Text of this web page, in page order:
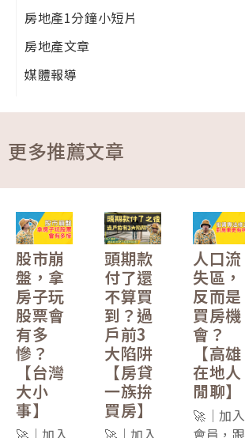
房地產1分鐘小短片
房地產文章
媒體報導
更多推薦文章
股市崩
盤，拿
房子玩
股票會
有多
慘？
【台灣
大小
事】
🚀｜加入
頭期款
付了還
不算買
到？過
戶前3
大陷阱
【房貸
一族拚
買房】
🚀｜加入
人口流
失區，
反而是
買房機
會？
【高雄
在地人
閒聊】
🚀｜加入
會員，跟